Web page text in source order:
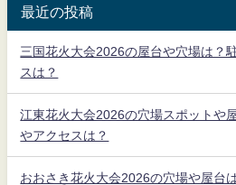
最近の投稿
三国花火大会2026の屋台や穴場は？
スは？
江東花火大会2026の穴場スポットや
やアクセスは？
おおさき花火大会2026の穴場や屋台